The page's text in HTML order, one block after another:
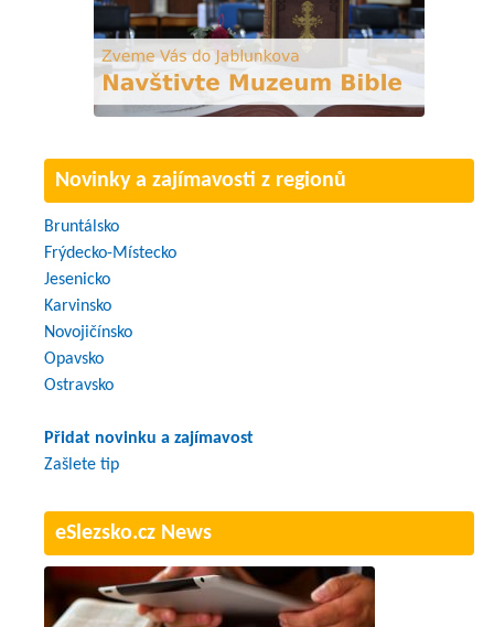
Novinky a zajímavosti z regionů
Bruntálsko
Frýdecko-Místecko
Jesenicko
Karvinsko
Novojičínsko
Opavsko
Ostravsko
Přidat novinku a zajímavost
Zašlete tip
eSlezsko.cz News